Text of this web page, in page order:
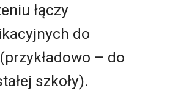
łączy
do
– do
szkoły).